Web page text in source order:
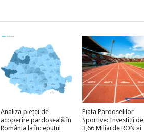
Analiza pieței de
acoperire pardoseală în
România la începutul
Piața Pardoselilor
Sportive: Investiții de
3,66 Miliarde RON și